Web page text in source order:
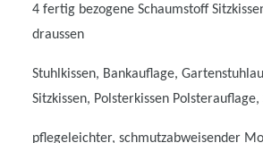
4 fertig bezogene Schaumstoff
draussen
Stuhlkissen, Bankauflage,
Sitzkissen, Polsterkissen
pflegeleichter, schmutzabweisender